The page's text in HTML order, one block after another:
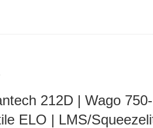
212D | Wago
ELO | LMS/